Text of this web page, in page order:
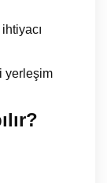
yerleşim